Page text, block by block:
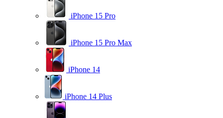
iPhone 15 Pro
iPhone 15 Pro Max
iPhone 14
iPhone 14 Plus